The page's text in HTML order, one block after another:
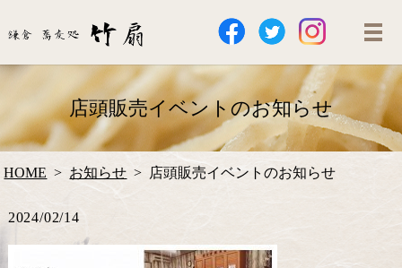
店頭販売イベントのお知らせ
HOME お知らせ 店頭販売イベントのお知らせ
2024/02/14